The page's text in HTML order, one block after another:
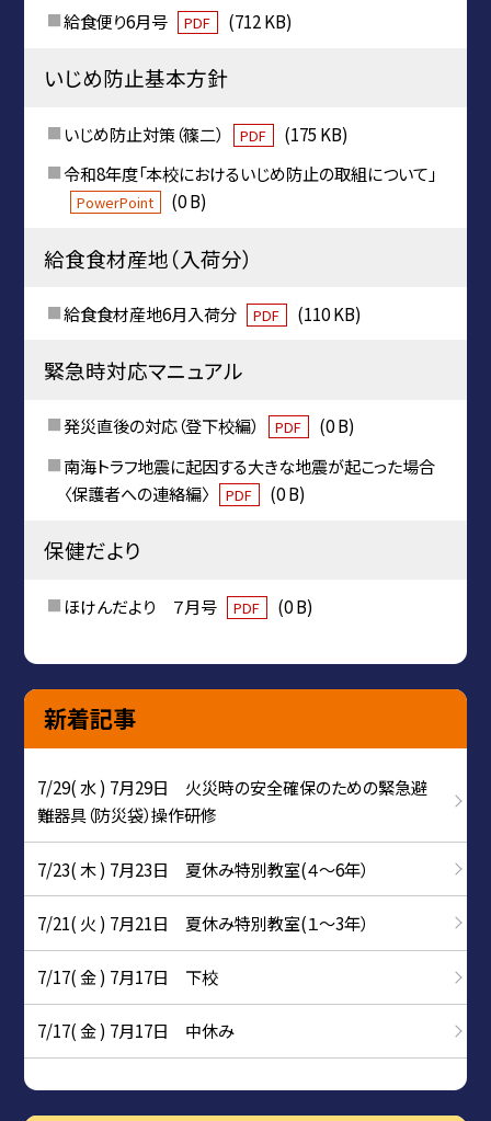
給食便り6月号
PDF (712 KB)
いじめ防止基本方針
いじめ防止対策（篠二） PDF
(175 KB)
令和8年度「本校におけるいじめ防止の取組について」
PowerPoint (0 B)
給食食材産地（入荷分）
給食食材産地6月入荷分 PDF (110 KB)
緊急時対応マニュアル
発災直後の対応（登下校編） PDF
(0 B)
南海トラフ地震に起因する大きな地震が起こった場合
〈保護者への連絡編〉
PDF (0 B)
保健だより
ほけんだより ７月号 PDF (0 B)
新着記事
7/29( 水 ) 7月29日 火災時の安全確保のための緊急避
難器具（防災袋）操作研修
7/23( 木 ) 7月23日 夏休み特別教室(４～6年）
7/21( 火 ) 7月21日 夏休み特別教室(１～3年）
7/17( 金 ) 7月17日 下校
7/17( 金 ) 7月17日 中休み